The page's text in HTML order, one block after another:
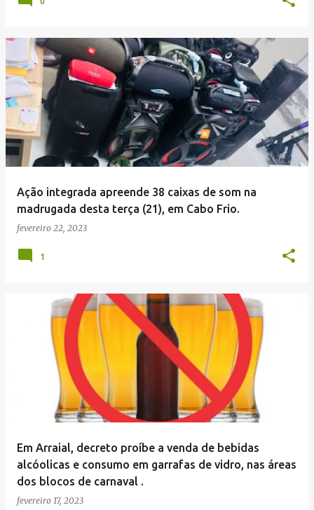
Ação integrada apreende 38 caixas de som na
madrugada desta terça (21), em Cabo Frio.
fevereiro 22, 2023
1
Em Arraial, decreto proíbe a venda de bebidas
alcóolicas e consumo em garrafas de vidro, nas áreas
dos blocos de carnaval .
fevereiro 17, 2023